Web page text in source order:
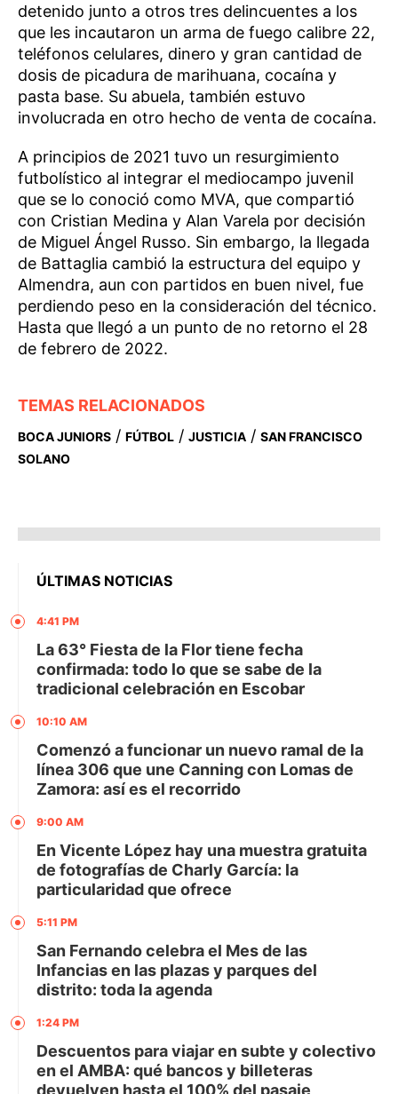
detenido junto a otros tres delincuentes a los
que les incautaron un arma de fuego calibre 22,
teléfonos celulares, dinero y gran cantidad de
dosis de picadura de marihuana, cocaína y
pasta base. Su abuela, también estuvo
involucrada en otro hecho de venta de cocaína.
A principios de 2021 tuvo un resurgimiento
futbolístico al integrar el mediocampo juvenil
que se lo conoció como MVA, que compartió
con Cristian Medina y Alan Varela por decisión
de Miguel Ángel Russo. Sin embargo, la llegada
de Battaglia cambió la estructura del equipo y
Almendra, aun con partidos en buen nivel, fue
perdiendo peso en la consideración del técnico.
Hasta que llegó a un punto de no retorno el 28
de febrero de 2022.
TEMAS RELACIONADOS
BOCA JUNIORS / FÚTBOL / JUSTICIA / SAN FRANCISCO
SOLANO
ÚLTIMAS NOTICIAS
4:41 PM
La 63° Fiesta de la Flor tiene fecha
confirmada: todo lo que se sabe de la
tradicional celebración en Escobar
10:10 AM
Comenzó a funcionar un nuevo ramal de la
línea 306 que une Canning con Lomas de
Zamora: así es el recorrido
9:00 AM
En Vicente López hay una muestra gratuita
de fotografías de Charly García: la
particularidad que ofrece
5:11 PM
San Fernando celebra el Mes de las
Infancias en las plazas y parques del
distrito: toda la agenda
1:24 PM
Descuentos para viajar en subte y colectivo
en el AMBA: qué bancos y billeteras
devuelven hasta el 100% del pasaje